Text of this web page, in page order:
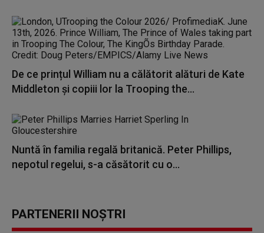
De ce prințul William nu a călătorit alături de Kate
Middleton și copiii lor la Trooping the...
Nuntă în familia regală britanică. Peter Phillips,
nepotul regelui, s-a căsătorit cu o...
PARTENERII NOȘTRI